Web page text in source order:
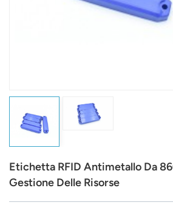
Melayu
Polski
Etichetta RFID Antimetallo Da
Gestione Delle Risorse